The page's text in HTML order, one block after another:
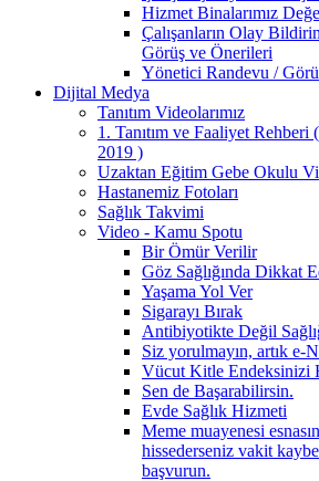
Hizmet Binalarımız
Çalışanların Olay
Görüş ve Önerileri
Yönetici Randevu /
Dijital Medya
Tanıtım Videolarımız
1. Tanıtım ve Faaliyet
2019 )
Uzaktan Eğitim Gebe Okulu
Hastanemiz Fotoları
Sağlık Takvimi
Video - Kamu Spotu
Bir Ömür Verilir
Göz Sağlığında Dikkat
Yaşama Yol Ver
Sigarayı Bırak
Antibiyotikte Değil
Siz yorulmayın, artık e-
Vücut Kitle Endeksinizi
Sen de Başarabilirsin.
Evde Sağlık Hizmeti
Meme muayenesi
hissederseniz vakit
başvurun.